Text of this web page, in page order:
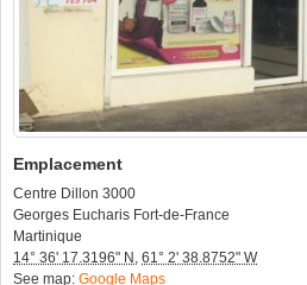
Emplacement
Centre Dillon 3000
Georges Eucharis Fort-de-France
Martinique
14° 36' 17.3196" N , 61° 2' 38.8752" W
See map: Google Maps